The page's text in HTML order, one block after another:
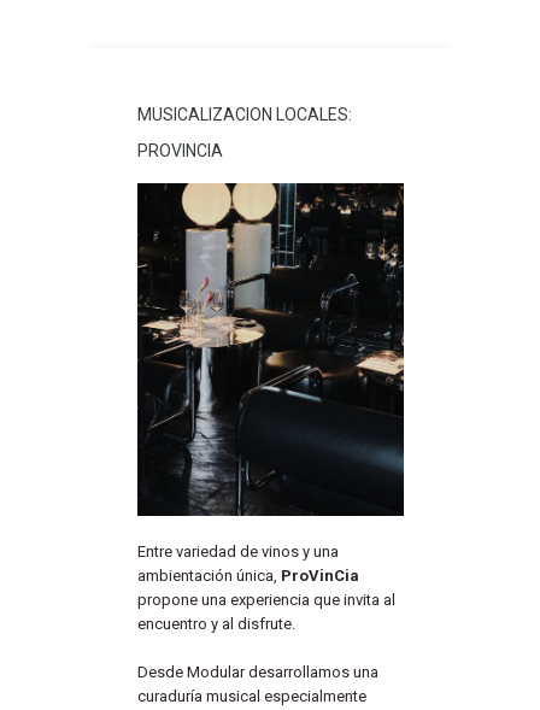
MUSICALIZACION LOCALES:
PROVINCIA
Entre variedad de vinos y una
ambientación única, ProVinCia
propone una experiencia que invita al
encuentro y al disfrute.
Desde Modular desarrollamos una
curaduría musical especialmente